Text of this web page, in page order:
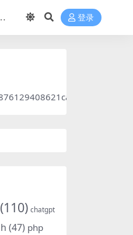
登录
(110) chatgpt
h (47) php